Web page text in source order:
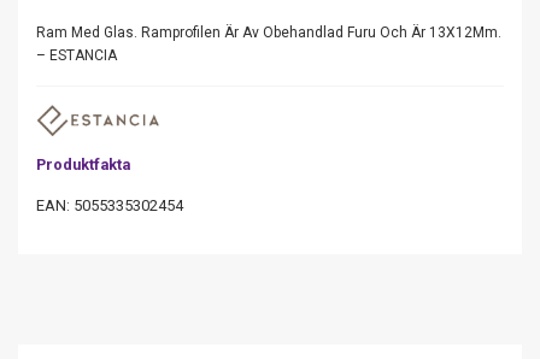
Ram Med Glas. Ramprofilen Är Av Obehandlad Furu Och Är 13X12Mm.
– ESTANCIA
Produktfakta
EAN: 5055335302454